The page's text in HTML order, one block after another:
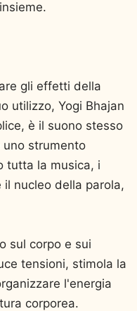
gli effetti della
utilizzo, Yogi Bhajan
è il suono stesso
uno strumento
tutta la musica, i
il nucleo della parola,
sul corpo e sui
tensioni, stimola la
l'energia
corporea.